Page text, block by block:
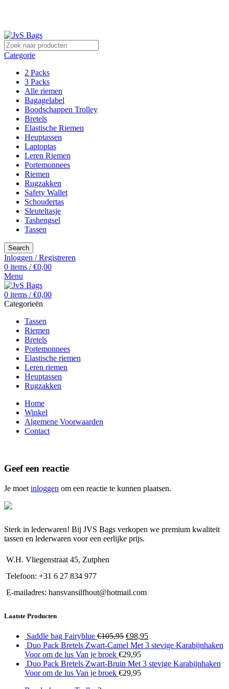
Categorie
2 Packs
3 Packs
Alle riemen
Bagagelabel
Boodschappen Trolley
Bretels
Elastische Riemen
Heuptassen
Laptoptas
Leren Riemen
Portemonnees
Riemen
Rugzakken
Safety Wallet
Schoudertas
Sleuteltasje
Tashengsel
Tassen
Search
Inloggen / Registreren
0 items / €0,00
Menu
0 items / €0,00
Categorieën
Tassen
Riemen
Bretels
Portemonnees
Elastische riemen
Leren riemen
Heuptassen
Rugzakken
Home
Winkel
Algemene Voorwaarden
Contact
Geef een reactie
Je moet inloggen om een reactie te kunnen plaatsen.
Sterk in lederwaren! Bij JVS Bags verkopen we premium kwaliteit
tassen en lederwaren voor een eerlijke prijs.
W.H. Vliegenstraat 45, Zutphen
Telefoon: +31 6 27 834 977
E-mailadres: hansvansilfhout@hotmail.com
Laatste Producten
Saddle bag Fairyblue €105,95 Oorspronkelijke
prijs
was:
€105,95.
€98,95Huidige
prijs
€98,95.
Duo Pack Bretels Zwart-Camel Met 3 stevige Karabijnhaken
Voor om de lus Van je broek €29,95
Duo Pack Bretels Zwart-Bruin Met 3 stevige Karabijnhaken
Voor om de lus Van je broek €29,95